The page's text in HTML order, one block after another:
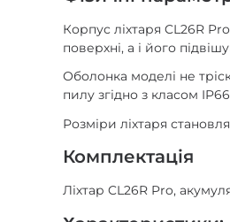
Корпус ліхтаря CL26R
поверхні, а і його
Оболонка моделі не
пилу згідно з класом
Розміри ліхтаря
Комплектація
Ліхтар CL26R Pro,